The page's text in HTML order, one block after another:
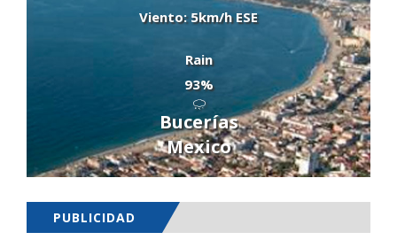
Viento: 5km/h ESE
Rain
93%
Bucerías
Mexico
PUBLICIDAD